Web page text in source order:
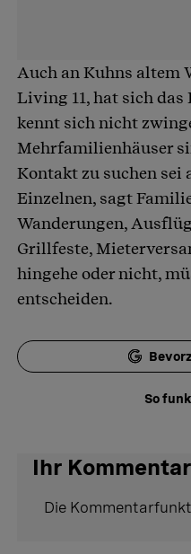
Auch an Kuhns altem
Living 11, hat sich
kennt sich nicht
Mehrfamilienhäuser
Kontakt zu suchen sei
Einzelnen, sagt
Wanderungen,
Grillfeste,
hingehe oder nicht,
entscheiden.
So
Ihr Kommentar
Die